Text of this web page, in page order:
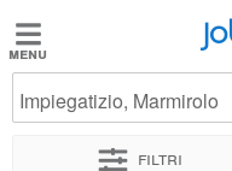
Jobbydoo
Offerte
Impiegatizio, Marmirolo
Filtri